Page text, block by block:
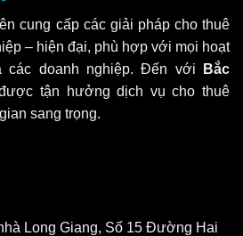
cung cấp các giải pháp cho thuê
– hiện đại, phù hợp với mọi hoạt
các doanh nghiệp. Đến với
Bắc
tận hưởng dịch vụ cho thuê
sang trọng.
Long Giang, Số 15 Đường Hai